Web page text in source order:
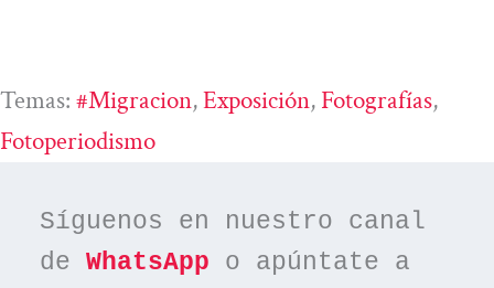
Temas: #migracion, Exposición, Fotografías
Fotoperiodismo
Síguenos en nuestro canal
de WhatsApp o apúntate a